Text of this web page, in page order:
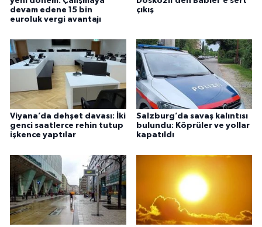
devam edene 15 bin
euroluk vergi avantajı
çıkış
Viyana’da dehşet davası: İki
genci saatlerce rehin tutup
işkence yaptılar
Salzburg’da savaş kalıntısı
bulundu: Köprüler ve yollar
kapatıldı